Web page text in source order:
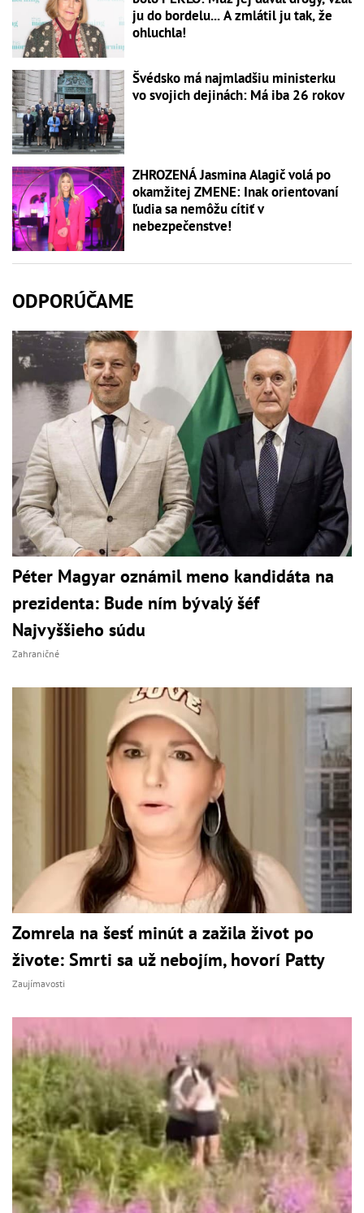
ju do bordelu... A zmlátil ju tak, že
ohluchla!
Švédsko má najmladšiu ministerku
vo svojich dejinách: Má iba 26 rokov
ZHROZENÁ Jasmina Alagič volá po
okamžitej ZMENE: Inak orientovaní
ľudia sa nemôžu cítiť v
nebezpečenstve!
ODPORÚČAME
Péter Magyar oznámil meno kandidáta na
prezidenta: Bude ním bývalý šéf
Najvyššieho súdu
Zahraničné
Zomrela na šesť minút a zažila život po
živote: Smrti sa už nebojím, hovorí Patty
Zaujímavosti